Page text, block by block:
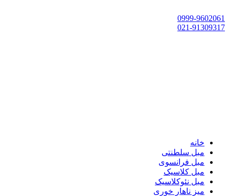
0999-9602061
021-91309317
خانه
مبل سلطنتی
مبل فرانسوی
مبل کلاسیک
مبل نئوکلاسیک
میز ناهار خوری